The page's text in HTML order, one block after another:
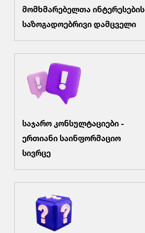
მომხმარებელთა ინტერესების
საზოგადოებრივი დამცველი
საჯარო კონსულტაციები -
ერთიანი საინფორმაციო
სივრცე